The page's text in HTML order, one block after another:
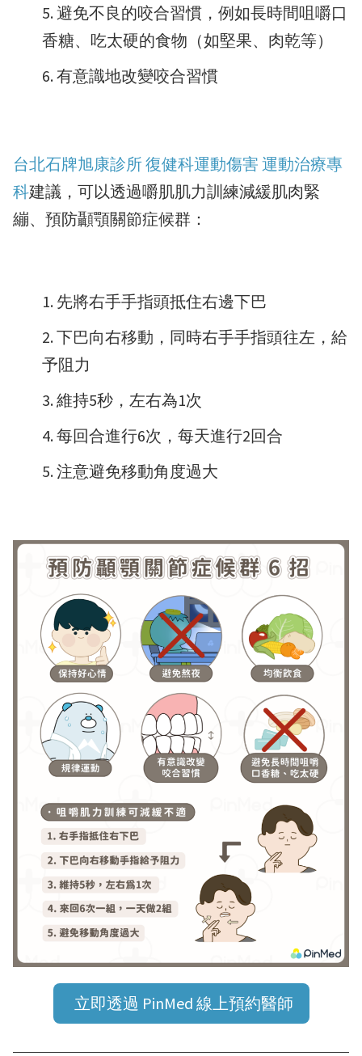
避免不良的咬合習慣，例如長時間咀嚼口
香糖、吃太硬的食物（如堅果、肉乾等）
有意識地改變咬合習慣
台北石牌旭康診所 復健科運動傷害 運動治療專
科建議，可以透過嚼肌肌力訓練減緩肌肉緊
繃、預防顳顎關節症候群：
先將右手手指頭抵住右邊下巴
下巴向右移動，同時右手手指頭往左，給
予阻力
維持5秒，左右為1次
每回合進行6次，每天進行2回合
注意避免移動角度過大
立即透過 PinMed 線上預約醫師